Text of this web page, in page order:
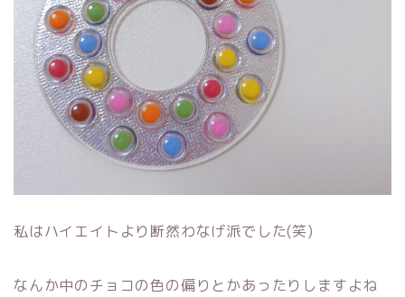
私はハイエイトより断然わなげ派でした(笑)
なんか中のチョコの色の偏りとかあったりしますよね